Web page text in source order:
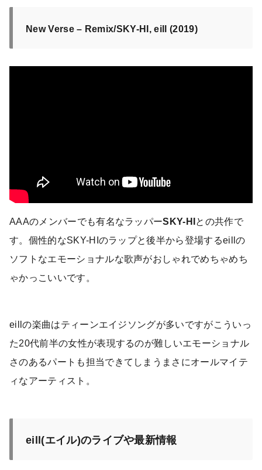
New Verse – Remix/SKY-HI, eill (2019)
AAAのメンバーでも有名なラッパーSKY-HI との共作で
す。個性的なSKY-HIのラップと後半から登場するeillの
ソフトなエモーショナルな歌声がおしゃれでめちゃめち
ゃかっこいいです。
eillの楽曲はティーンエイジソングが多いですがこういっ
た20代前半の女性が表現するのが難しいエモーショナル
さのあるパートも担当できてしまうまさにオールマイテ
ィなアーティスト。
eill(エイル)のライブや最新情報